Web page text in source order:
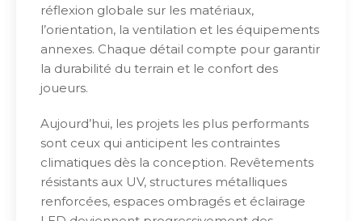
réflexion globale sur les matériaux,
l’orientation, la ventilation et les équipements
annexes. Chaque détail compte pour garantir
la durabilité du terrain et le confort des
joueurs.
Aujourd’hui, les projets les plus performants
sont ceux qui anticipent les contraintes
climatiques dès la conception. Revêtements
résistants aux UV, structures métalliques
renforcées, espaces ombragés et éclairage